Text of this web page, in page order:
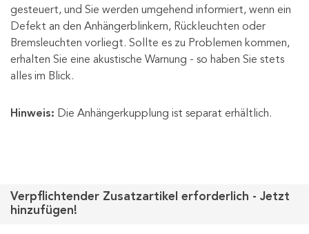
gesteuert, und Sie werden umgehend informiert, wenn ein
Defekt an den Anhängerblinkern, Rückleuchten oder
Bremsleuchten vorliegt. Sollte es zu Problemen kommen,
erhalten Sie eine akustische Warnung - so haben Sie stets
alles im Blick.
Hinweis: Die Anhängerkupplung ist separat erhältlich.
Verpflichtender Zusatzartikel erforderlich - Jetzt
hinzufügen!